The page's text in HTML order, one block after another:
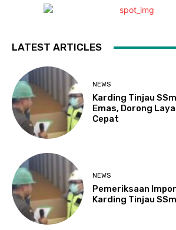
LATEST ARTICLES
NEWS
Karding Tinjau
Emas, Dorong
Cepat
NEWS
Pemeriksaan
Karding Tinjau